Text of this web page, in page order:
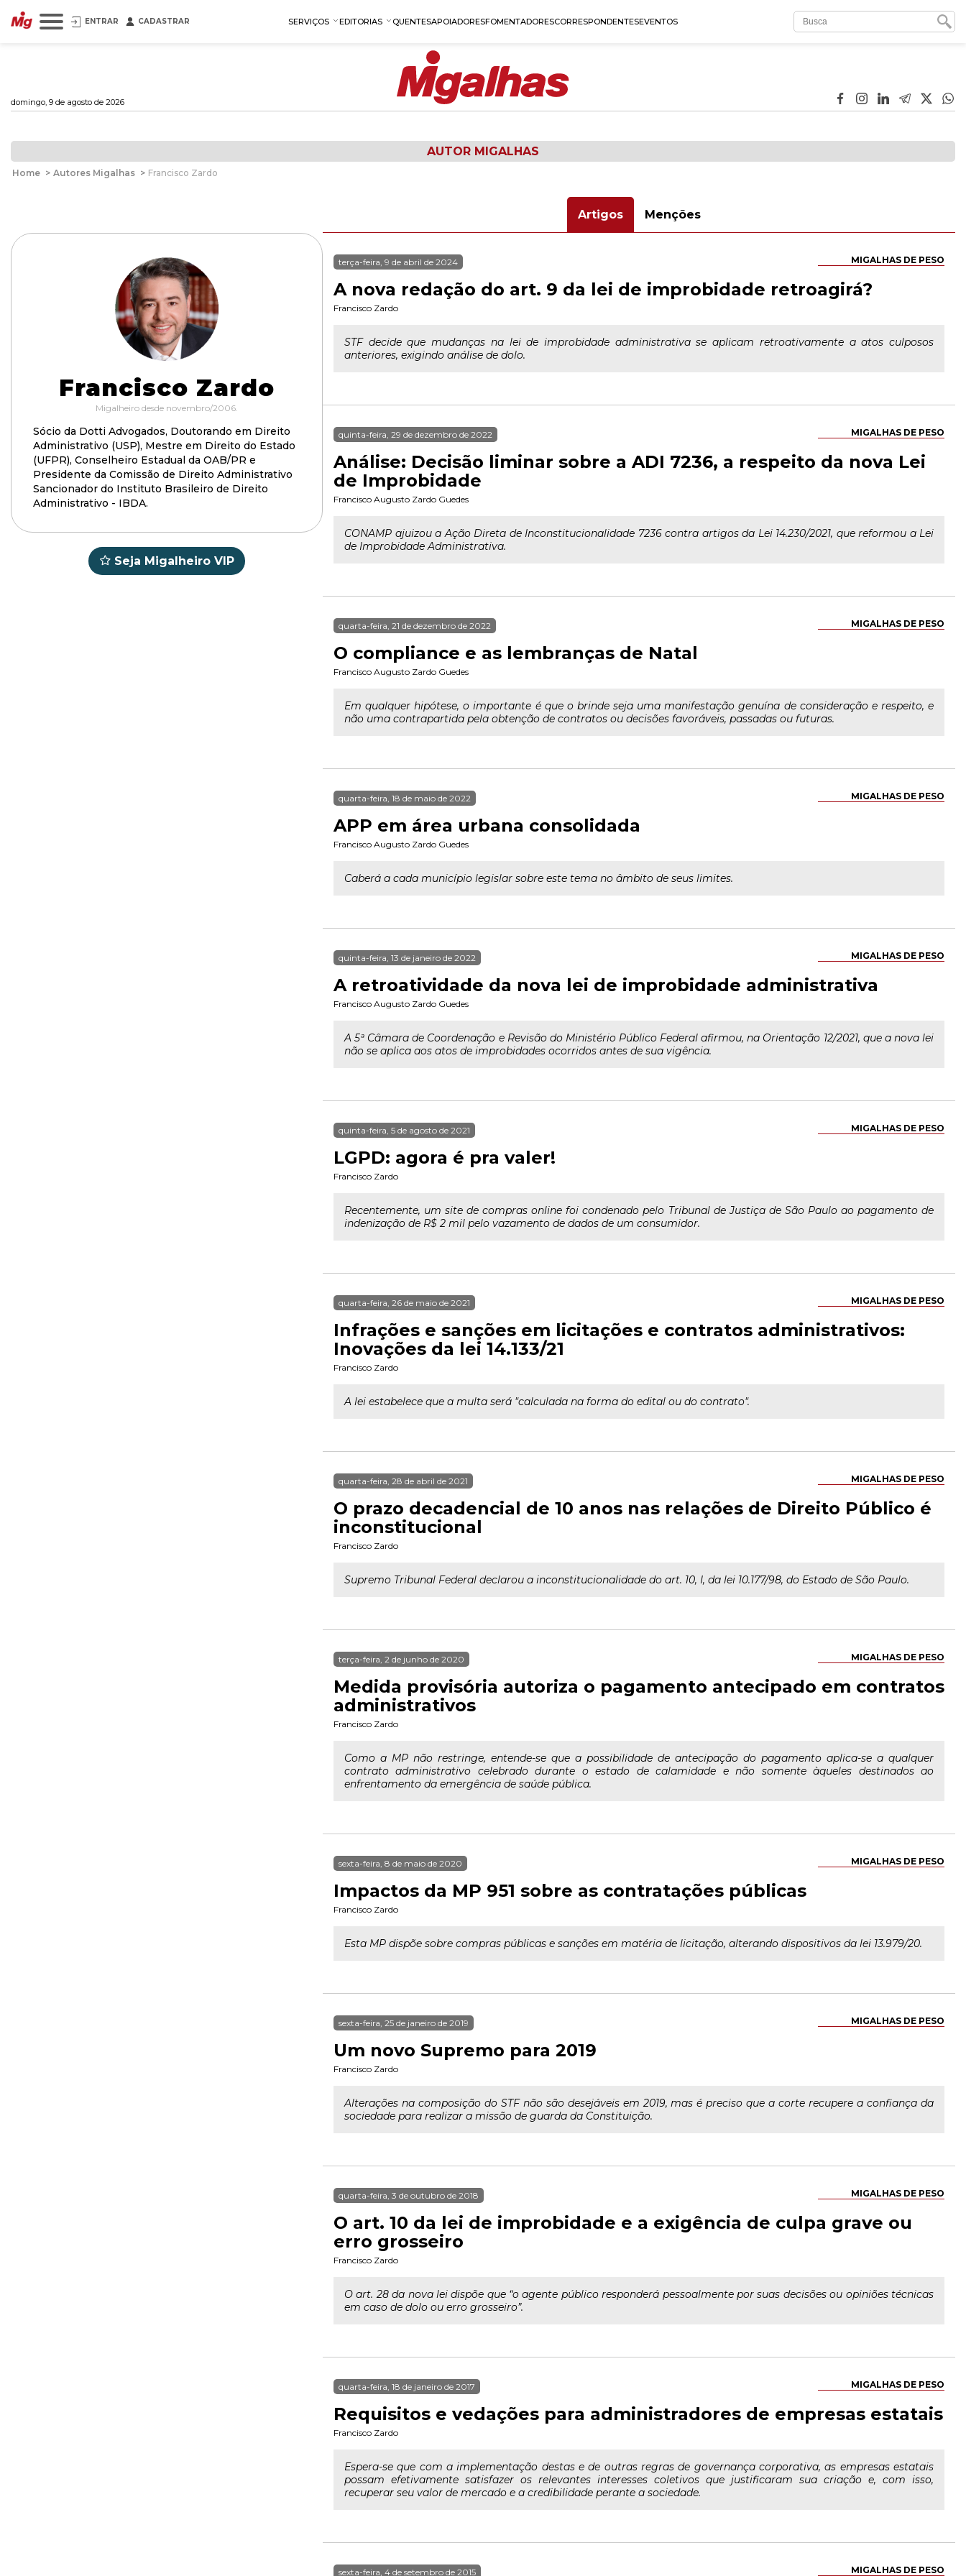
ENTRAR CADASTRAR SERVIÇOS EDITORIAS QUENTESAPOIADORESFOMENTADORESCORRESPONDENTESEVENTOS
domingo, 9 de agosto de 2026
AUTOR MIGALHAS
Home > Autores Migalhas > Francisco Zardo
Francisco Zardo
Migalheiro desde novembro/2006.
Sócio da Dotti Advogados, Doutorando em Direito
Administrativo (USP), Mestre em Direito do Estado
(UFPR), Conselheiro Estadual da OAB/PR e
Presidente da Comissão de Direito Administrativo
Sancionador do Instituto Brasileiro de Direito
Administrativo - IBDA.
Seja Migalheiro VIP
Artigos Menções
MIGALHAS DE PESO
terça-feira, 9 de abril de 2024
A nova redação do art. 9 da lei de improbidade retroagirá?
Francisco Zardo
STF decide que mudanças na lei de improbidade administrativa se aplicam retroativamente a atos culposos
anteriores, exigindo análise de dolo.
MIGALHAS DE PESO
quinta-feira, 29 de dezembro de 2022
Análise: Decisão liminar sobre a ADI 7236, a respeito da nova Lei
de Improbidade
Francisco Augusto Zardo Guedes
CONAMP ajuizou a Ação Direta de Inconstitucionalidade 7236 contra artigos da Lei 14.230/2021, que reformou a Lei
de Improbidade Administrativa.
MIGALHAS DE PESO
quarta-feira, 21 de dezembro de 2022
O compliance e as lembranças de Natal
Francisco Augusto Zardo Guedes
Em qualquer hipótese, o importante é que o brinde seja uma manifestação genuína de consideração e respeito, e
não uma contrapartida pela obtenção de contratos ou decisões favoráveis, passadas ou futuras.
MIGALHAS DE PESO
quarta-feira, 18 de maio de 2022
APP em área urbana consolidada
Francisco Augusto Zardo Guedes
Caberá a cada município legislar sobre este tema no âmbito de seus limites.
MIGALHAS DE PESO
quinta-feira, 13 de janeiro de 2022
A retroatividade da nova lei de improbidade administrativa
Francisco Augusto Zardo Guedes
A 5ª Câmara de Coordenação e Revisão do Ministério Público Federal afirmou, na Orientação 12/2021, que a nova lei
não se aplica aos atos de improbidades ocorridos antes de sua vigência.
MIGALHAS DE PESO
quinta-feira, 5 de agosto de 2021
LGPD: agora é pra valer!
Francisco Zardo
Recentemente, um site de compras online foi condenado pelo Tribunal de Justiça de São Paulo ao pagamento de
indenização de R$ 2 mil pelo vazamento de dados de um consumidor.
MIGALHAS DE PESO
quarta-feira, 26 de maio de 2021
Infrações e sanções em licitações e contratos administrativos:
Inovações da lei 14.133/21
Francisco Zardo
A lei estabelece que a multa será "calculada na forma do edital ou do contrato".
MIGALHAS DE PESO
quarta-feira, 28 de abril de 2021
O prazo decadencial de 10 anos nas relações de Direito Público é
inconstitucional
Francisco Zardo
Supremo Tribunal Federal declarou a inconstitucionalidade do art. 10, I, da lei 10.177/98, do Estado de São Paulo.
MIGALHAS DE PESO
terça-feira, 2 de junho de 2020
Medida provisória autoriza o pagamento antecipado em contratos
administrativos
Francisco Zardo
Como a MP não restringe, entende-se que a possibilidade de antecipação do pagamento aplica-se a qualquer
contrato administrativo celebrado durante o estado de calamidade e não somente àqueles destinados ao
enfrentamento da emergência de saúde pública.
MIGALHAS DE PESO
sexta-feira, 8 de maio de 2020
Impactos da MP 951 sobre as contratações públicas
Francisco Zardo
Esta MP dispõe sobre compras públicas e sanções em matéria de licitação, alterando dispositivos da lei 13.979/20.
MIGALHAS DE PESO
sexta-feira, 25 de janeiro de 2019
Um novo Supremo para 2019
Francisco Zardo
Alterações na composição do STF não são desejáveis em 2019, mas é preciso que a corte recupere a confiança da
sociedade para realizar a missão de guarda da Constituição.
MIGALHAS DE PESO
quarta-feira, 3 de outubro de 2018
O art. 10 da lei de improbidade e a exigência de culpa grave ou
erro grosseiro
Francisco Zardo
O art. 28 da nova lei dispõe que “o agente público responderá pessoalmente por suas decisões ou opiniões técnicas
em caso de dolo ou erro grosseiro”.
MIGALHAS DE PESO
quarta-feira, 18 de janeiro de 2017
Requisitos e vedações para administradores de empresas estatais
Francisco Zardo
Espera-se que com a implementação destas e de outras regras de governança corporativa, as empresas estatais
possam efetivamente satisfazer os relevantes interesses coletivos que justificaram sua criação e, com isso,
recuperar seu valor de mercado e a credibilidade perante a sociedade.
MIGALHAS DE PESO
sexta-feira, 4 de setembro de 2015